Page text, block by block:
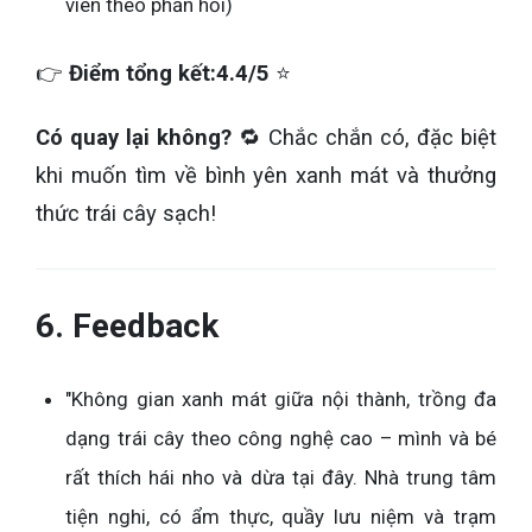
👉 Điểm tổng kết:4.4/5 ⭐
Có quay lại không? 🔁 Chắc chắn có, đặc biệt
khi muốn tìm về bình yên xanh mát và thưởng
thức trái cây sạch!
6. Feedback
"Không gian xanh mát giữa nội thành, trồng đa
dạng trái cây theo công nghệ cao – mình và bé
rất thích hái nho và dừa tại đây. Nhà trung tâm
tiện nghi, có ẩm thực, quầy lưu niệm và trạm